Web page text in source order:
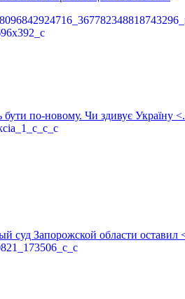
по-новому. Чи здивує Україну
суд Запорожской области оставил